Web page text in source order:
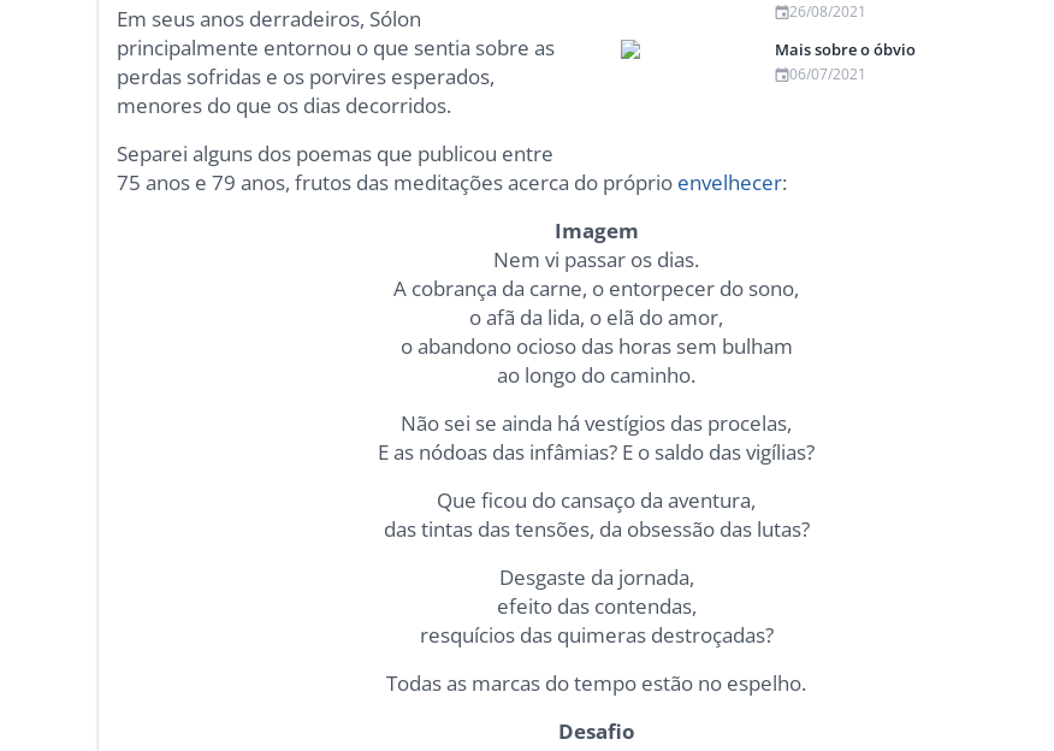
26/08/2021
Mais sobre o óbvio
06/07/2021
Em seus anos derradeiros, Sólon
principalmente entornou o que sentia sobre as
perdas sofridas e os porvires esperados,
menores do que os dias decorridos.
Separei alguns dos poemas que publicou entre
75 anos e 79 anos, frutos das meditações acerca do próprio envelhecer:
Imagem
Nem vi passar os dias.
A cobrança da carne, o entorpecer do sono,
o afã da lida, o elã do amor,
o abandono ocioso das horas sem bulham
ao longo do caminho.
Não sei se ainda há vestígios das procelas,
E as nódoas das infâmias? E o saldo das vigílias?
Que ficou do cansaço da aventura,
das tintas das tensões, da obsessão das lutas?
Desgaste da jornada,
efeito das contendas,
resquícios das quimeras destroçadas?
Todas as marcas do tempo estão no espelho.
Desafio